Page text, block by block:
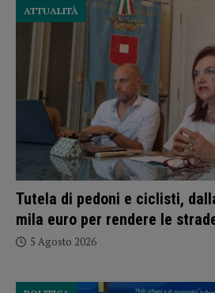
Tutela di pedoni e ciclisti,
mila euro per rendere le
ATTUALITÀ
5 Agosto 2026